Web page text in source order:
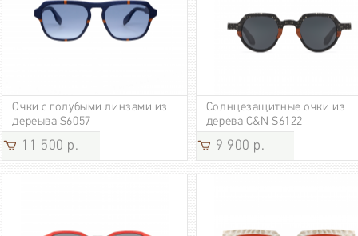
Очки с голубыми линзами из
дереыва S6057
11 500 р.
Солнцезащитные очки из
дерева C&N S6122
9 900 р.